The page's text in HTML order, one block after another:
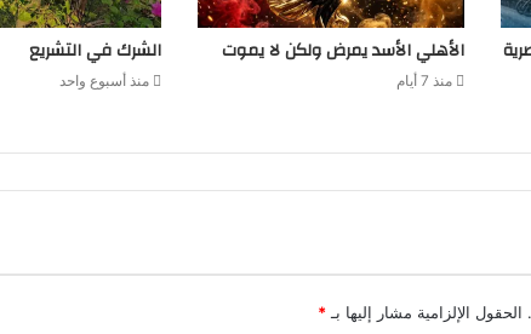
الأهلي الأسد يمرض ولكن لا يموت
منذ 7 أيام
الشرك في التشريع
منذ أسبوع واحد
الحقول الإلزامية مشار إليها بـ*